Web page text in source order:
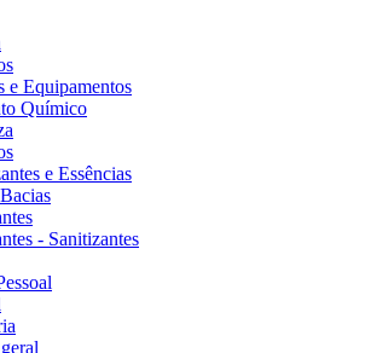
e Equipamentos
Químico
e Essências
- Sanitizantes